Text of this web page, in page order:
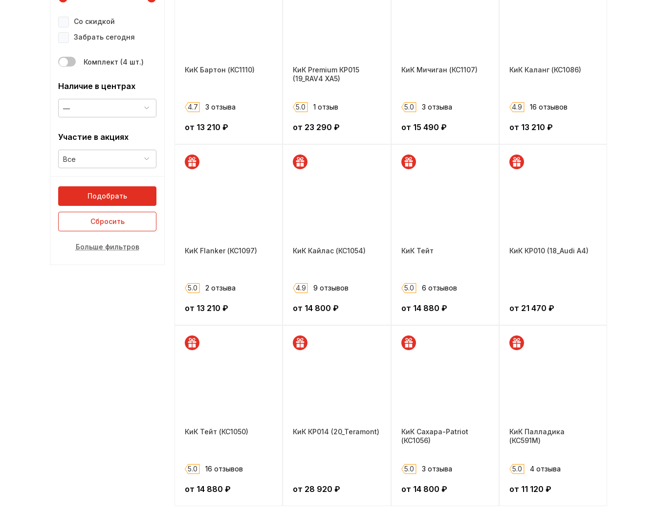
Venti
CrossStreet
Alcasta
RW Classic EVO
iFree
Carwel
Rial
Со скидкой
Забрать сегодня
Комплект (4 шт.)
Наличие в центрах
—
Участие в акциях
Все
Подобрать
Сбросить
Больше фильтров
КиК Бартон (КС1110)
4.7 3 отзыва
от 13 210 ₽
КиК Premium КР015
(19_RAV4 XA5)
5.0 1 отзыв
от 23 290 ₽
КиК Мичиган (КС1107)
5.0 3 отзыва
от 15 490 ₽
КиК Каланг (КС1086)
4.9 16 отзывов
от 13 210 ₽
КиК Flanker (КС1097)
5.0 2 отзыва
от 13 210 ₽
КиК Кайлас (КС1054)
4.9 9 отзывов
от 14 800 ₽
КиК Тейт
5.0 6 отзывов
от 14 880 ₽
КиК КР010 (18_Audi A4)
от 21 470 ₽
КиК Тейт (КС1050)
5.0 16 отзывов
от 14 880 ₽
КиК КР014 (20_Teramont)
от 28 920 ₽
КиК Сахара-Patriot
(КС1056)
5.0 3 отзыва
от 14 800 ₽
КиК Палладика
(КС591М)
5.0 4 отзыва
от 11 120 ₽